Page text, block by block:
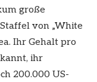
große
von „White
Ihr Gehalt pro
ihr
200.000 US-